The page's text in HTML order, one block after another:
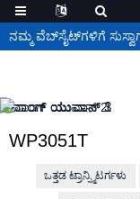
ನಮ್ಮ ವೆಬ್‌ಸೈಟ್‌ಗಳಿಗೆ
WP3051T
ಒತ್ತಡ ಟ್ರಾನ್ಸ್ಮಿಟರ್ಗಳು